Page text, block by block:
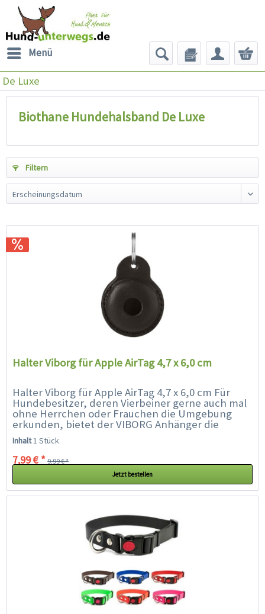
Menü
De Luxe
Biothane Hundehalsband De Luxe
Filtern
Halter Viborg für Apple AirTag 4,7 x 6,0 cm
Halter Viborg für Apple AirTag 4,7 x 6,0 cm Für
Hundebesitzer, deren Vierbeiner gerne auch mal
ohne Herrchen oder Frauchen die Umgebung
erkunden, bietet der VIBORG Anhänger die
perfekte Kombination aus Stil, Funktionalität
und...
Inhalt1 Stück
7,99 € * 9,99 € *
Jetzt bestellen